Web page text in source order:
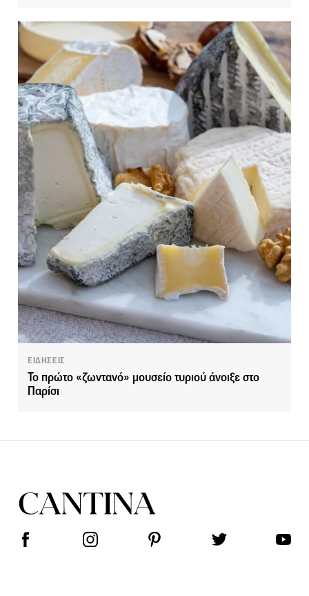
ΕΙΔΗΣΕΙΣ
To πρώτο «ζωντανό» μουσείο τυριού άνοιξε στο
Παρίσι